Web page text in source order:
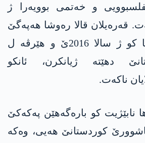
و خەتمی بوویەرا ژ
قەرەیلان قالا رەوشا ھەپەگێ
یا ھەیی، تێکچوونا کو ژ سالا 2016ێ و هێرڤە ل
دهێتە ژیانکرن، ئانکو
ناکەت.
نابێژیت کو بارەگەھێن پەکەکێ
ل باشوورێ کوردستانێ ھەیی، وەکە